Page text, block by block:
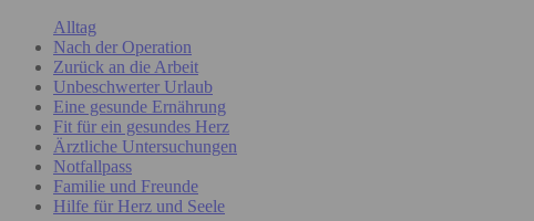
Alltag
Nach der Operation
Zurück an die Arbeit
Unbeschwerter Urlaub
Eine gesunde Ernährung
Fit für ein gesundes Herz
Ärztliche Untersuchungen
Notfallpass
Familie und Freunde
Hilfe für Herz und Seele